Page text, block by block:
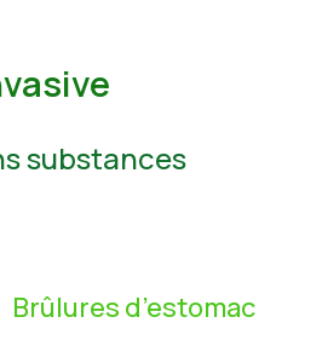
substances
Brûlures d’estomac